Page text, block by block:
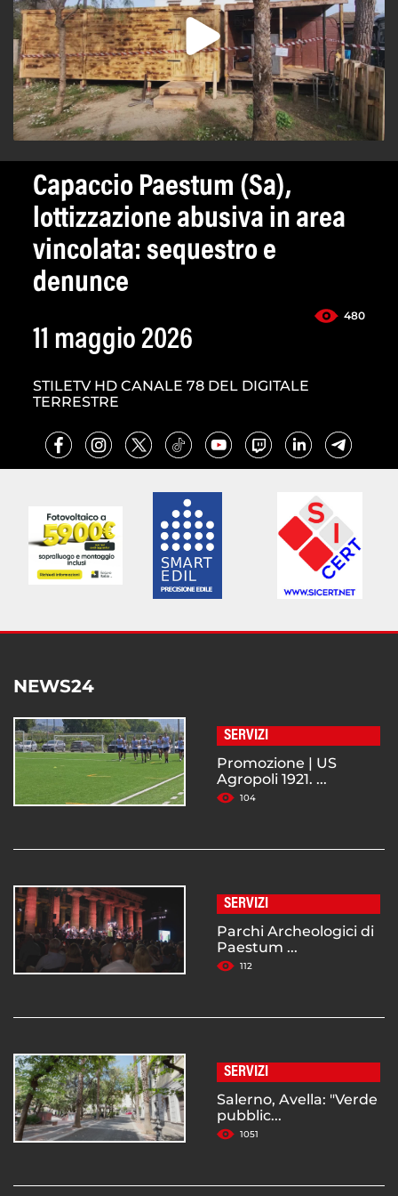
Capaccio Paestum (Sa),
lottizzazione abusiva in area
vincolata: sequestro e
denunce
480
11 maggio 2026
STILETV HD CANALE 78 DEL DIGITALE
TERRESTRE
NEWS24
SERVIZI
Promozione | US
Agropoli 1921. ...
104
SERVIZI
Parchi Archeologici di
Paestum ...
112
SERVIZI
Salerno, Avella: "Verde
pubblic...
1051